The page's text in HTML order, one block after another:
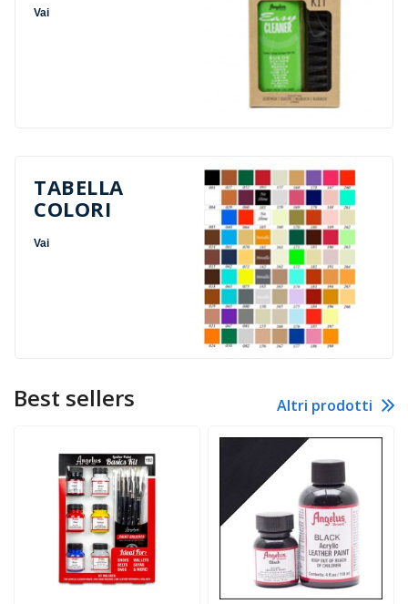
Vai
TABELLA
COLORI
Vai
Altri prodotti
Best sellers